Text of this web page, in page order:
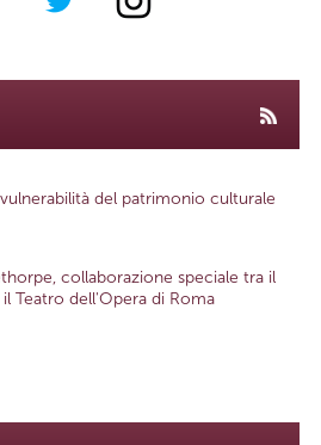
del patrimonio culturale
collaborazione speciale tra il
Teatro dell'Opera di Roma